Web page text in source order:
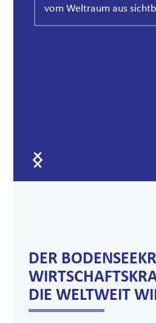
vom Weltraum aus
DER
DIE WELTWEIT